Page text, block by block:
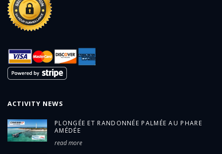
ACTIVITY NEWS
PLONGÉE ET RANDONNÉE PALMÉE AU PHARE
AMÉDÉE
read more